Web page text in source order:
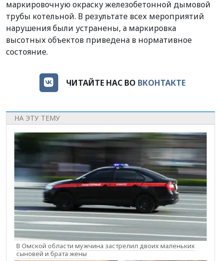
маркировочную окраску железобетонной дымовой
трубы котельной. В результате всех мероприятий
нарушения были устранены, а маркировка
высотных объектов приведена в нормативное
состояние.
ЧИТАЙТЕ НАС ВО ВКОНТАКТЕ
НА ЭТУ ТЕМУ
В Омской области мужчина застрелил двоих маленьких
сыновей и брата жены